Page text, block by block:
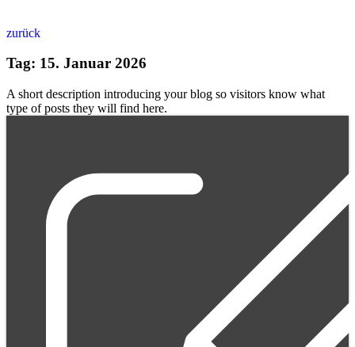
zurück
Tag: 15. Januar 2026
A short description introducing your blog so visitors know what
type of posts they will find here.